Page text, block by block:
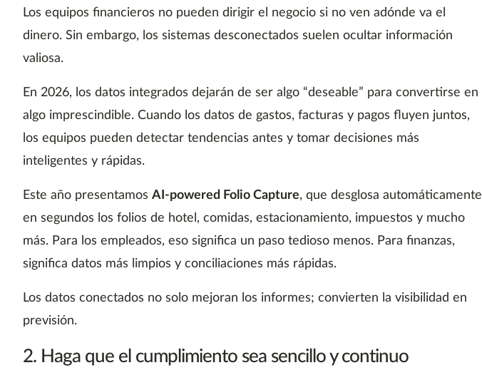
Los equipos financieros no pueden dirigir el negocio si no ven adónde va el
dinero. Sin embargo, los sistemas desconectados suelen ocultar información
valiosa.
En 2026, los datos integrados dejarán de ser algo “deseable” para convertirse en
algo imprescindible. Cuando los datos de gastos, facturas y pagos fluyen juntos,
los equipos pueden detectar tendencias antes y tomar decisiones más
inteligentes y rápidas.
Este año presentamos AI-powered Folio Capture, que desglosa automáticamente
en segundos los folios de hotel, comidas, estacionamiento, impuestos y mucho
más. Para los empleados, eso significa un paso tedioso menos. Para finanzas,
significa datos más limpios y conciliaciones más rápidas.
Los datos conectados no solo mejoran los informes; convierten la visibilidad en
previsión.
2. Haga que el cumplimiento sea sencillo y continuo